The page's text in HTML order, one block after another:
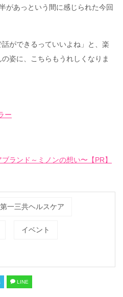
があっという間に感じられた今回
話ができるっていいよね」と、楽
姿に、こちらもうれしくなりま
ー
ランド～ミノンの想い〜【PR】
第一三共ヘルスケア
イベント
LINE